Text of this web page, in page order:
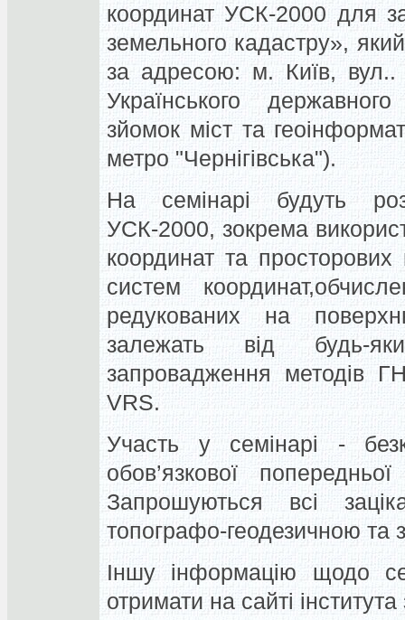
координат УСК-2000 для
земельного кадастру»,
за адресою: м. Київ, вул..
Українського
зйомок міст та
метро "Чернігівська").
На семінарі будуть
УСК-2000, зокрема
координат та просторових
систем
редукованих на
залежать від будь-
запровадження методів
VRS.
Участь у семінарі -
обов’язкової
Запрошуються всі
топографо-геодезичною та
Іншу інформацію щодо
отримати на сайті